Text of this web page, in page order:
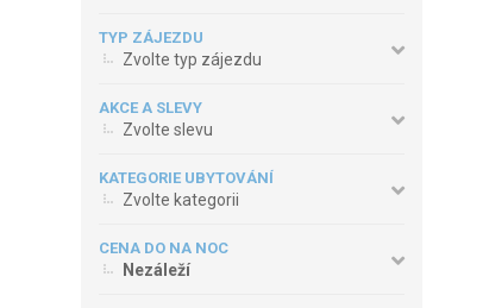
TYP ZÁJEZDU
Zvolte typ zájezdu
AKCE A SLEVY
Zvolte slevu
KATEGORIE UBYTOVÁNÍ
Zvolte kategorii
CENA DO NA NOC
Nezáleží